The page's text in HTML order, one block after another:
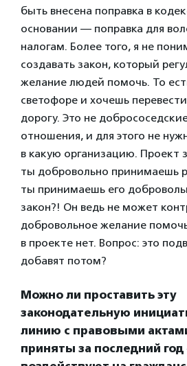
быть внесена поправка в
основании — поправка для
налогам. Более того, я не
создавать закон, который
желание людей помочь. То
светофоре и хочешь
дорогу. Это не
отношения, и для этого не
в какую организацию. Проект
ты добровольно принимаешь
ты принимаешь его
закон?! Он ведь не может
добровольное желание
в проекте нет. Вопрос: это
добавят потом?
Можно ли проставить эту
законодательную
линию с правовыми
приняты за последний год